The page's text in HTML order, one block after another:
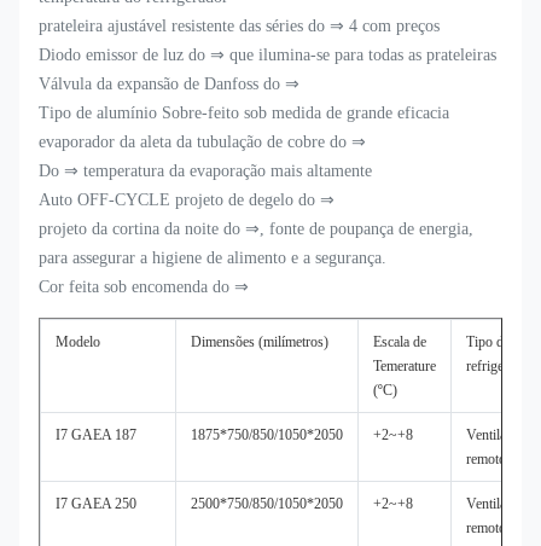
prateleira ajustável resistente das séries do ⇒ 4 com preços
Diodo emissor de luz do ⇒ que ilumina-se para todas as prateleiras
Válvula da expansão de Danfoss do ⇒
Tipo de alumínio Sobre-feito sob medida de grande eficacia
evaporador da aleta da tubulação de cobre do ⇒
Do ⇒ temperatura da evaporação mais altamente
Auto OFF-CYCLE projeto de degelo do ⇒
projeto da cortina da noite do ⇒, fonte de poupança de energia,
para assegurar a higiene de alimento e a segurança.
Cor feita sob encomenda do ⇒
Modelo Dimensões (milímetros)
Escala de
Temerature
(ºC)
Tipo da
refrigeração
I7 GAEA 187 1875*750/850/1050*2050 +2~+8
Ventilado,
remoto
I7 GAEA 250 2500*750/850/1050*2050 +2~+8
Ventilado,
remoto